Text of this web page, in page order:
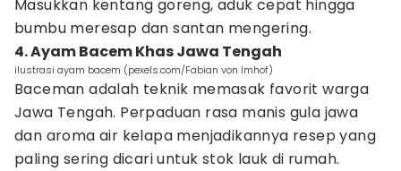
Masukkan kentang goreng, aduk cepat hingga
bumbu meresap dan santan mengering.
4. Ayam Bacem Khas Jawa Tengah
ilustrasi ayam bacem (pexels.com/Fabian von Imhof)
Baceman adalah teknik memasak favorit warga
Jawa Tengah. Perpaduan rasa manis gula jawa
dan aroma air kelapa menjadikannya resep yang
paling sering dicari untuk stok lauk di rumah.